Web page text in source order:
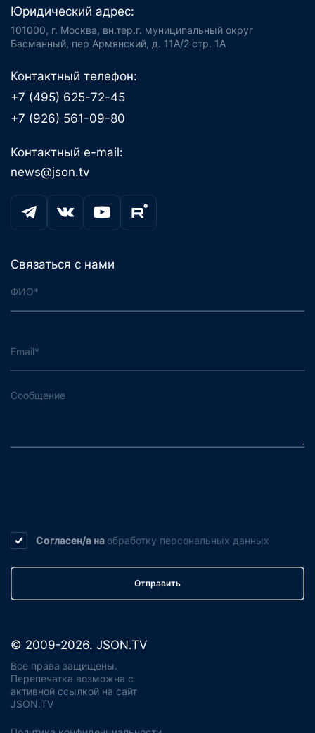
Юридический адрес:
101000, г. Москва, вн.тер.г. муниципальный округ
Басманный, пер Армянский, д. 11А/2 стр. 1А
Контактный телефон:
+7 (495) 625-72-45
+7 (926) 561-09-80
Контактный e-mail:
news@json.tv
Связаться с нами
Согласен/а на обработку персональных данных
Отправить
© 2009-2026. JSON.TV
Все права защищены.
Перепечатка возможна с
активной ссылкой на сайт
JSON.TV